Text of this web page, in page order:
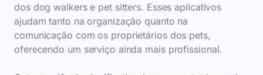
dos dog walkers e pet sitters. Esses aplicativos
ajudam tanto na organização quanto na
comunicação com os proprietários dos pets,
oferecendo um serviço ainda mais profissional.